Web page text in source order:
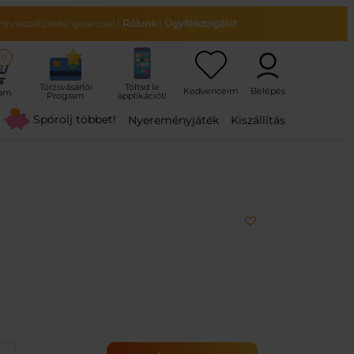
garancia! | Rólunk| Ügyfélszolgálat
0
Spórolj többet! Nyereményjáték Kiszállítás